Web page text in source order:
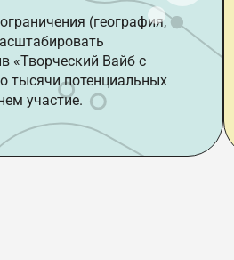
(география,
«Творческий Вайб с
тысячи потенциальных
участие.